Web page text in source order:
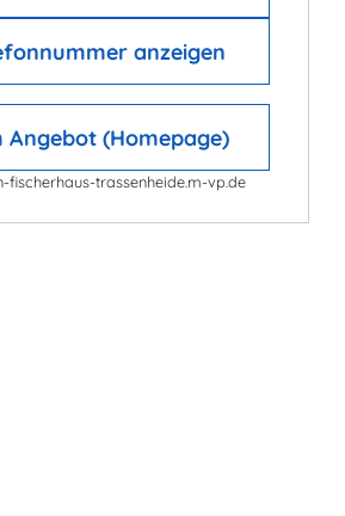
anzeigen
Angebot (Homepage)
fischerhaus-trassenheide.m-vp.de